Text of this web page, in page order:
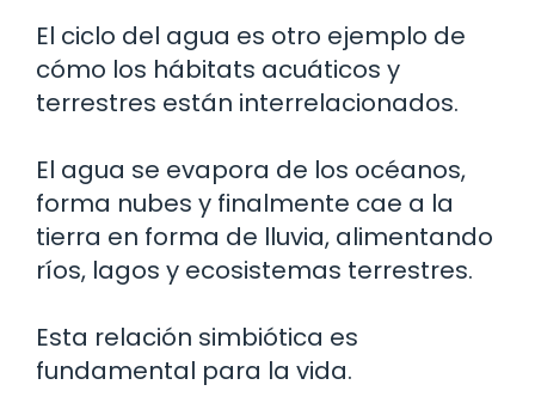
El ciclo del agua es otro ejemplo de
cómo los hábitats acuáticos y
terrestres están interrelacionados.
El agua se evapora de los océanos,
forma nubes y finalmente cae a la
tierra en forma de lluvia, alimentando
ríos, lagos y ecosistemas terrestres.
Esta relación simbiótica es
fundamental para la vida.